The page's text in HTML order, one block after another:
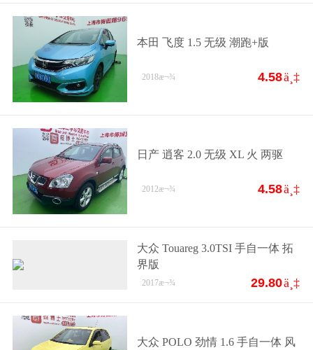
本田 飞度 1.5 无级 潮跑+版
4.58ä¸‡
2018æ¬¾
日产 逍客 2.0 无级 XL 火 两驱
4.58ä¸‡
2012æ¬¾
大众 Touareg 3.0TSI 手自一体 拓
界版
29.80ä¸‡
2017æ¬¾
大众 POLO 劲情 1.6 手自一体 风